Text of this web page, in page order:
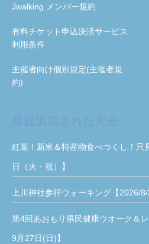
Jwalking メンバー規約
有料チケット申込決済サービス
利用条件
主催者向け個別規定(主催者規
約)
紅葉！新米＆特産物食べつくし！只
日（火・祝）】
上川神社参拝ウォーキング【2026/8/
第4回あおもり県民健康ウオーク＆
9月27日(日)】